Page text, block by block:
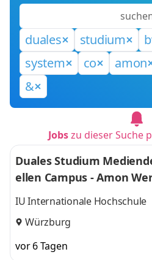
duales studium
system
co amon
&
Jobszu dieser Suche
Duales Studium
ellen Campus - Amon
bH & Co. KG
IU Internationale Hochschule
Würzburg
vor 6 Tagen